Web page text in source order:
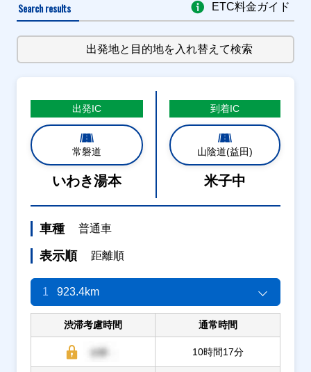
Search results
出発地と目的地を入れ替えて検索
ETC料金ガイド
出発IC
常磐道
いわき湯本
到着IC
山陰道(益田)
米子中
車種 普通車
表示順 距離順
1 923.4km
渋滞考慮時間 通常時間
10時間17分